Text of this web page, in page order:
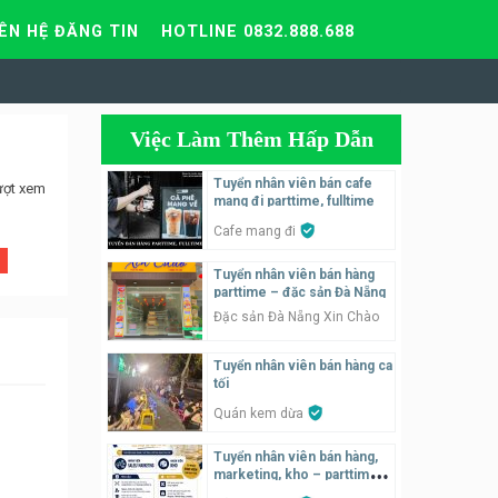
HỆ ĐĂNG TIN HOTLINE 0832.888.688
xem
Việc Làm Thêm Hấp Dẫn
Tuyển nhân viên bán cafe
mang đi parttime, fulltime
Cafe mang đi
Tuyển nhân viên bán hàng
parttime – đặc sản Đà Nẵng
Đặc sản Đà Nẵng Xin Chào
Tuyển nhân viên bán hàng ca
tối
Quán kem dừa
Tuyển nhân viên bán hàng,
marketing, kho – parttime,